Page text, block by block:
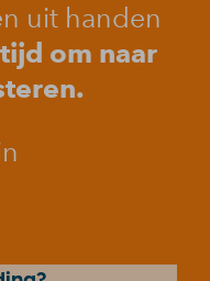
uit handen
om naar